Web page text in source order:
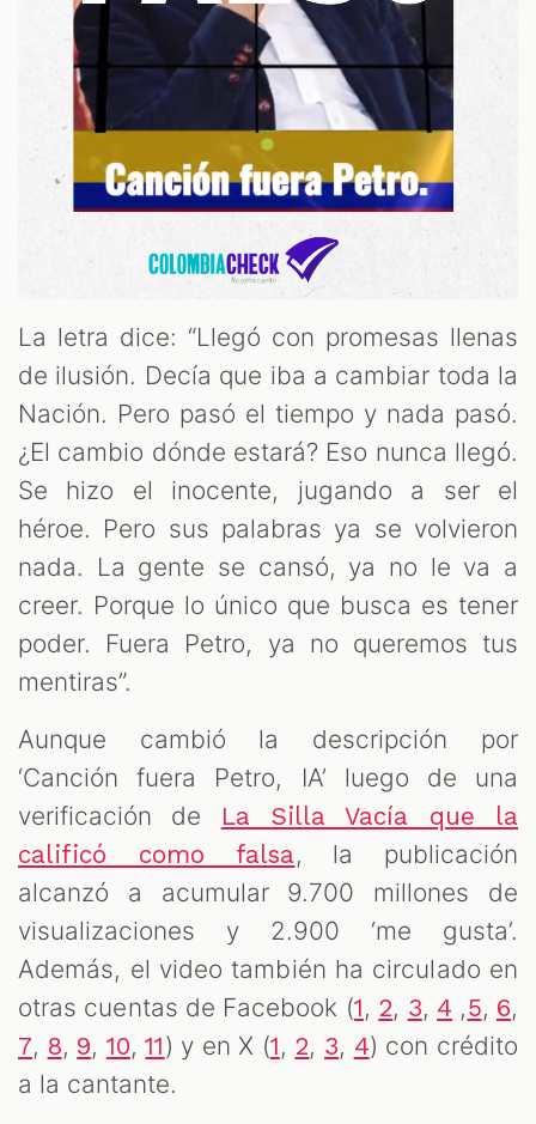
La letra dice: “Llegó con promesas llenas
de ilusión. Decía que iba a cambiar toda la
Nación. Pero pasó el tiempo y nada pasó.
¿El cambio dónde estará? Eso nunca llegó.
Se hizo el inocente, jugando a ser el
héroe. Pero sus palabras ya se volvieron
nada. La gente se cansó, ya no le va a
creer. Porque lo único que busca es tener
poder. Fuera Petro, ya no queremos tus
mentiras”.
Aunque cambió la descripción por
‘Canción fuera Petro, IA’ luego de una
verificación de
La Silla Vacía que la
calificó como falsa, la publicación
alcanzó a acumular 9.700 millones de
visualizaciones y 2.900 ‘me gusta’.
Además, el video también ha circulado en
otras cuentas de Facebook (1, 2, 3, 4 ,5, 6,
7, 8, 9, 10,11) y en X (1, 2, 3, 4) con crédito
a la cantante.